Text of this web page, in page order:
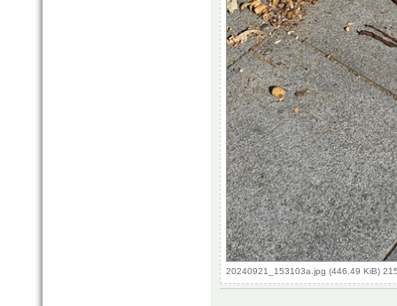
20240921_153103a.jpg (446.49 KiB)